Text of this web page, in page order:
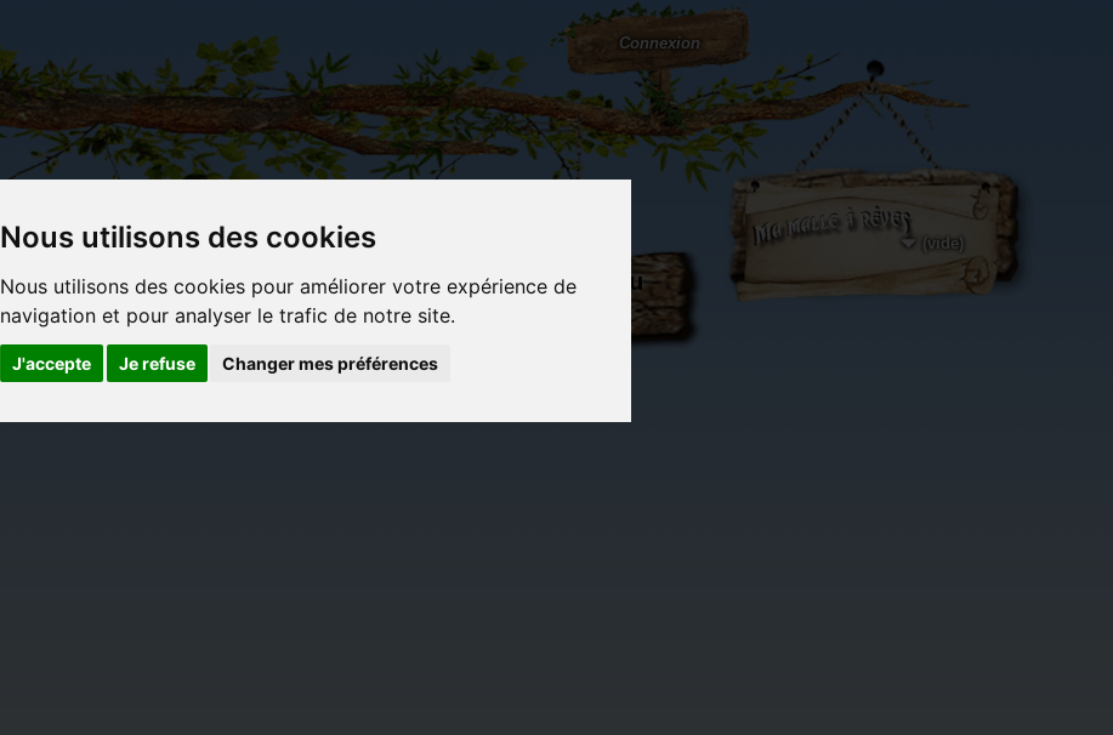
Nous utilisons des cookies
Nous utilisons des cookies pour améliorer votre expérience de
navigation et pour analyser le trafic de notre site.
J'accepte Je refuse Changer mes préférences
Connexion
(vide)
Carterie
papeterie
originale
Activités
manuelles,
détente et
Objets déco et
cadeaux
originaux
Du côté du
blog...